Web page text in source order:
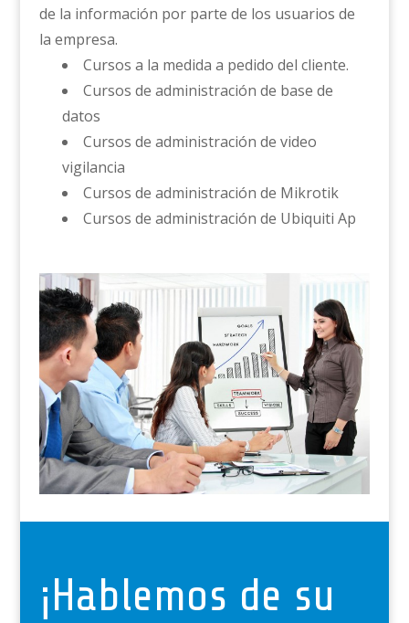
de la información por parte de los usuarios de
la empresa.
Cursos a la medida a pedido del cliente.
Cursos de administración de base de
datos
Cursos de administración de video
vigilancia
Cursos de administración de Mikrotik
Cursos de administración de Ubiquiti Ap
¡Hablemos de su